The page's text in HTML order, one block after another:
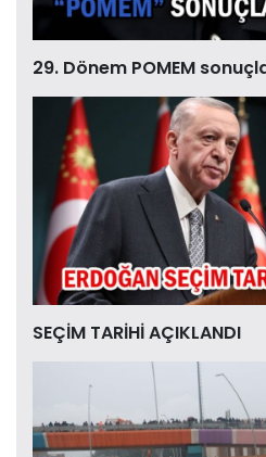
29. Dönem POMEM
SEÇİM TARİHİ AÇIKLANDI